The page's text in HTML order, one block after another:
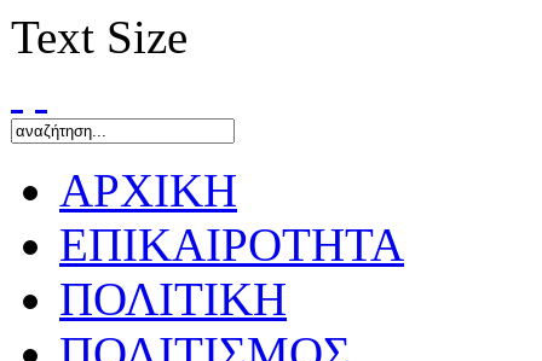
Text Size
ΑΡΧΙΚΗ
ΕΠΙΚΑΙΡΟΤΗΤΑ
ΠΟΛΙΤΙΚΗ